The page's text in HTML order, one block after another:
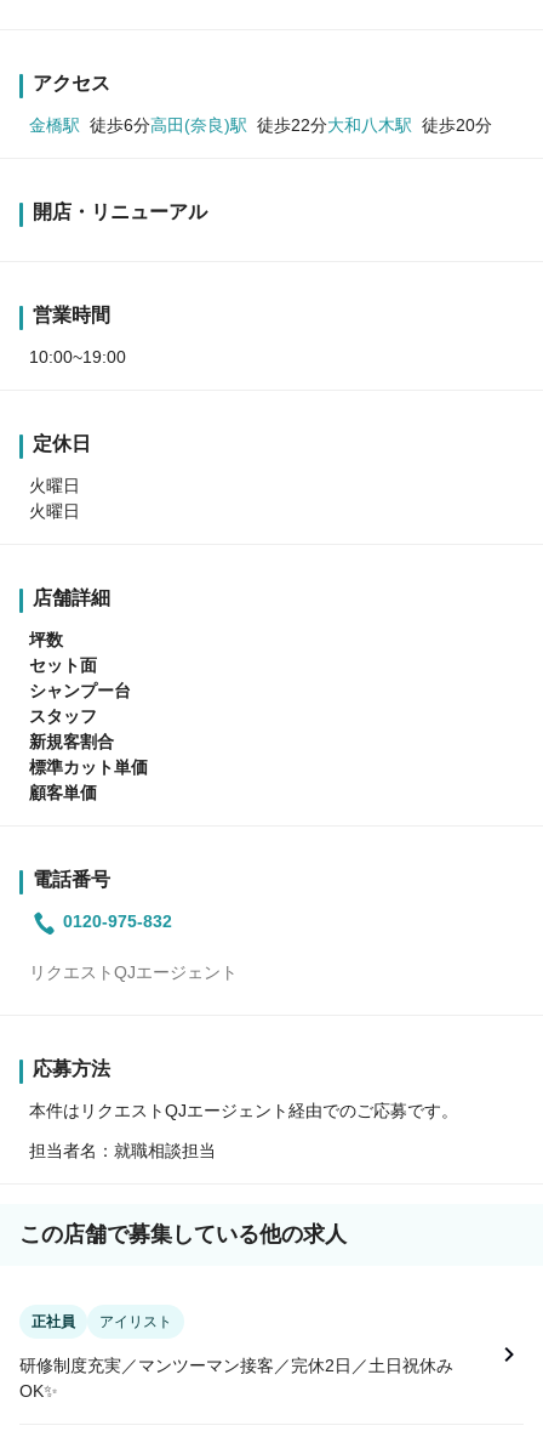
アクセス
金橋駅 徒歩6分高田(奈良)駅 徒歩22分大和八木駅 徒歩20分
開店・リニューアル
営業時間
10:00~19:00
定休日
火曜日
火曜日
店舗詳細
坪数
セット面
シャンプー台
スタッフ
新規客割合
標準カット単価
顧客単価
電話番号
0120-975-832
リクエストQJエージェント
応募方法
本件はリクエストQJエージェント経由でのご応募です。
担当者名：就職相談担当
この店舗で募集している他の求人
正社員 アイリスト
研修制度充実／マンツーマン接客／完休2日／土日祝休み
OK✨